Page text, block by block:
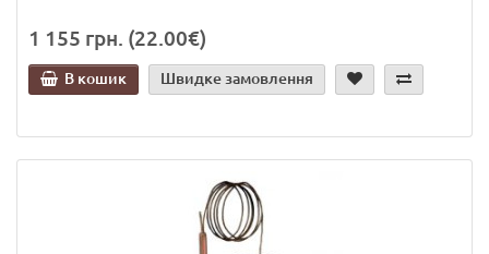
1 155 грн. (22.00€)
В кошик Швидке замовлення